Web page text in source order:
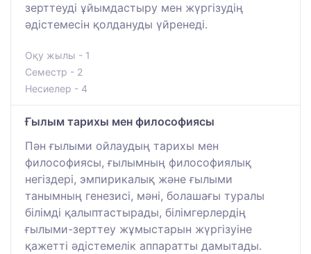
зерттеуді ұйымдастыру мен жүргізудің
әдістемесін қолдануды үйренеді.
Оқу жылы - 1
Семестр - 2
Несиелер - 4
Ғылым тарихы мен философиясы
Пән ғылыми ойлаудың тарихы мен
философиясы, ғылымның философиялық
негіздері, эмпирикалық және ғылыми
танымның генезисі, мәні, болашағы туралы
білімді қалыптастырады, білімгерлердің
ғылыми-зерттеу жұмыстарын жүргізуіне
қажетті әдістемелік аппаратты дамытады.